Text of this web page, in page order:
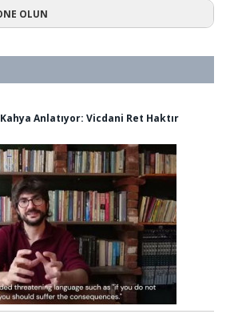
OLUN
Anlatıyor: Vicdani Ret Haktır